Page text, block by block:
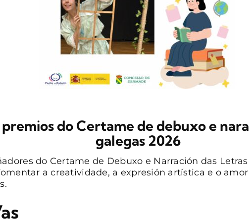
do Certame de debuxo e
galegas 2026
do Certame de Debuxo e Narración das
a creatividade, a expresión artística e o